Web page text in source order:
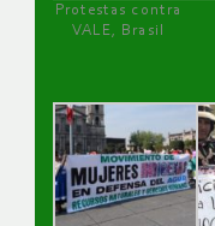
Protestas contra
VALE, Brasil